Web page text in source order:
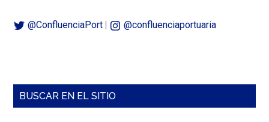
@ConfluenciaPort | @confluenciaportuaria
Barra
BUSCAR EN EL SITIO